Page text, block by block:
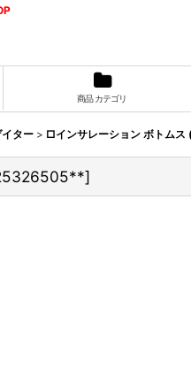
商品 カテゴリ
ター > □インサレーション ボトムス
]